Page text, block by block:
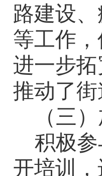
路建设
等工作
进一步
推动了
（三
积极
开培训